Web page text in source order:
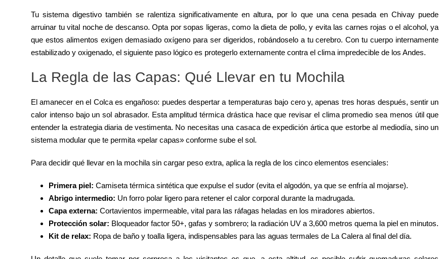
Tu sistema digestivo también se ralentiza significativamente en altura, por lo que una cena pesada en Chivay puede
arruinar tu vital noche de descanso. Opta por sopas ligeras, como la dieta de pollo, y evita las carnes rojas o el alcohol, ya
que estos alimentos exigen demasiado oxígeno para ser digeridos, robándoselo a tu cerebro. Con tu cuerpo internamente
estabilizado y oxigenado, el siguiente paso lógico es protegerlo externamente contra el clima impredecible de los Andes.
La Regla de las Capas: Qué Llevar en tu Mochila
El amanecer en el Colca es engañoso: puedes despertar a temperaturas bajo cero y, apenas tres horas después, sentir un
calor intenso bajo un sol abrasador. Esta amplitud térmica drástica hace que revisar el clima promedio sea menos útil que
entender la estrategia diaria de vestimenta. No necesitas una casaca de expedición ártica que estorbe al mediodía, sino un
sistema modular que te permita «pelar capas» conforme sube el sol.
Para decidir qué llevar en la mochila sin cargar peso extra, aplica la regla de los cinco elementos esenciales:
Primera piel: Camiseta térmica sintética que expulse el sudor (evita el algodón, ya que se enfría al mojarse).
Abrigo intermedio: Un forro polar ligero para retener el calor corporal durante la madrugada.
Capa externa: Cortavientos impermeable, vital para las ráfagas heladas en los miradores abiertos.
Protección solar: Bloqueador factor 50+, gafas y sombrero; la radiación UV a 3,600 metros quema la piel en minutos.
Kit de relax: Ropa de baño y toalla ligera, indispensables para las aguas termales de La Calera al final del día.